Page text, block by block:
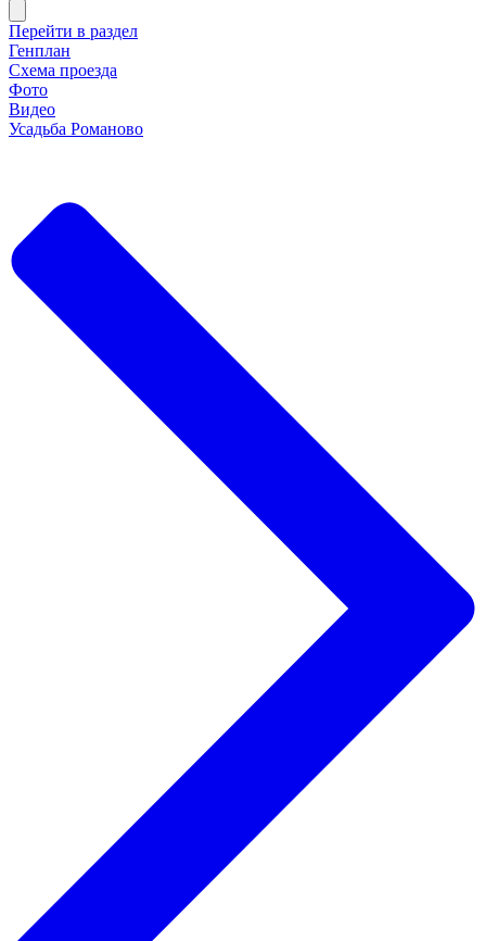
Перейти в раздел
Генплан
Схема проезда
Фото
Видео
Усадьба Романово